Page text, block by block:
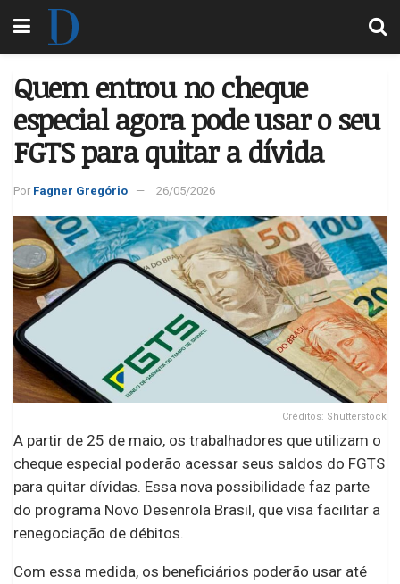
Quem entrou no cheque
especial agora pode usar o seu
FGTS para quitar a dívida
Por Fagner Gregório 26/05/2026
Créditos: Shutterstock
A partir de 25 de maio, os trabalhadores que utilizam o
cheque especial poderão acessar seus saldos do FGTS
para quitar dívidas. Essa nova possibilidade faz parte
do programa Novo Desenrola Brasil, que visa facilitar a
renegociação de débitos.
Com essa medida, os beneficiários poderão usar até